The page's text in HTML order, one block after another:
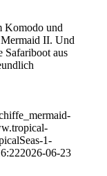
Komodo und
II. Und
Safariboot aus
1-
2026-06-23